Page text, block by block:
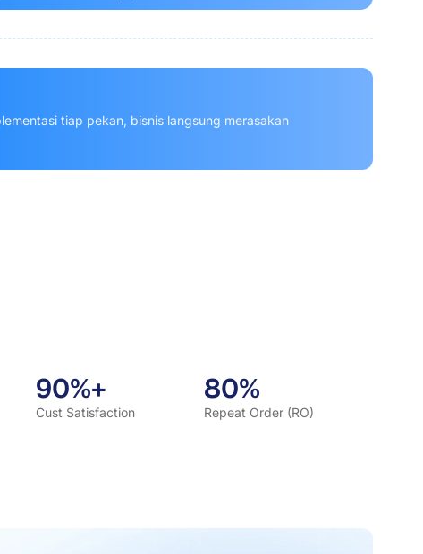
tiap pekan, bisnis langsung merasakan
90%+
Cust Satisfaction
80%
Repeat Order (RO)